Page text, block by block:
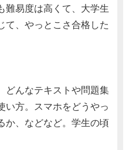
難易度は高くて、大学生
て、やっとこさ合格した
どんなテキストや問題集
い方。スマホをどうやっ
か、などなど。学生の頃